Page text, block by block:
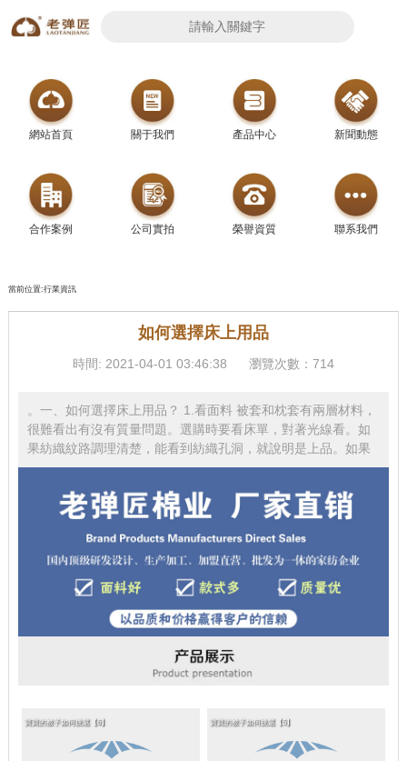
網站首頁 關于我們 產品中心 新聞動態
合作案例 公司實拍 榮譽資質 聯系我們
當前位置:行業資訊
如何選擇床上用品
時間: 2021-04-01 03:46:38 瀏覽次數：714
。一、如何選擇床上用品？ 1.看面料 被套和枕套有兩層材料，
很難看出有沒有質量問題。選購時要看床單，對著光線看。如
果紡織紋路調理清楚，能看到紡織孔洞，就說明是上品。如果
寶寶的被子如何挑選【6】 寶寶的被子如何挑選【5】